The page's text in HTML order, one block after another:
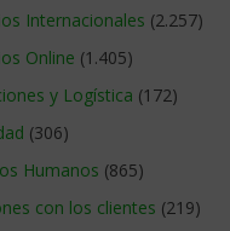
Internacionales (2.257)
Online (1.405)
y Logística (172)
(306)
Humanos (865)
con los clientes (219)